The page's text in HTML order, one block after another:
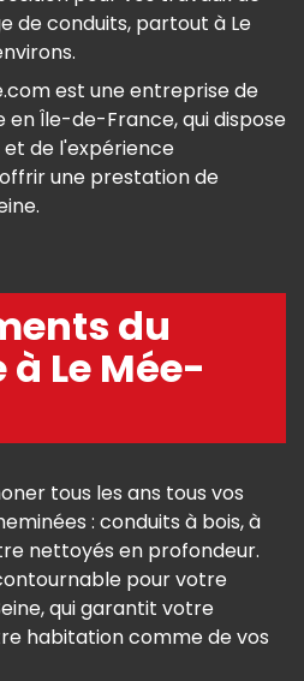
de conduits, partout à Le
est une entreprise de
en Île-de-France, qui dispose
de l'expérience
une prestation de
du
Le Mée-
tous les ans tous vos
: conduits à bois, à
nettoyés en profondeur.
pour votre
qui garantit votre
habitation comme de vos